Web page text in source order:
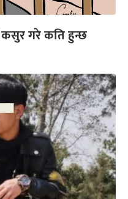
कसुर गरे कति हुन्छ